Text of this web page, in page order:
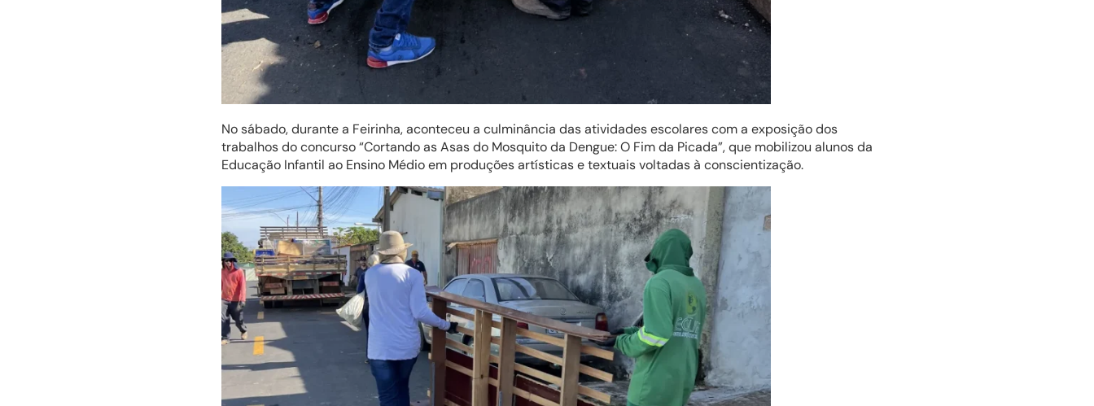
No sábado, durante a Feirinha, aconteceu a culminância das atividades escolares com a exposição dos
trabalhos do concurso “Cortando as Asas do Mosquito da Dengue: O Fim da Picada”, que mobilizou alunos da
Educação Infantil ao Ensino Médio em produções artísticas e textuais voltadas à conscientização.